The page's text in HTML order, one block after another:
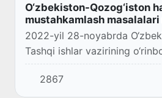
O‘zbekiston-Qozog‘iston
mustahkamlash
2022-yil 28-noyabrda
Tashqi ishlar vazirining
A’loev Qozog‘iston
mamlakatimizdagi
2867